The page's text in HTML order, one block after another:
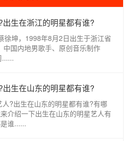
生在浙江的明星都有谁?
徐坤，1998年8月2日出生于浙江省
中国内地男歌手、原创音乐制作
......
生在山东的明星都有谁?
?出生在山东的明星都有谁?有哪
介绍一下出生在山东的明星艺人有
谁......